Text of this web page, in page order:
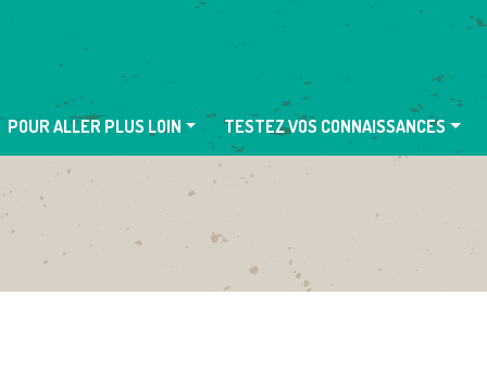
POUR ALLER PLUS LOIN TESTEZ VOS CONNAISSANCES